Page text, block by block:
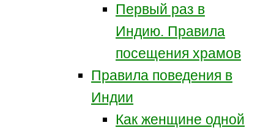
Первый раз в
Индию. Правила
посещения храмов
Правила поведения в
Индии
Как женщине одной